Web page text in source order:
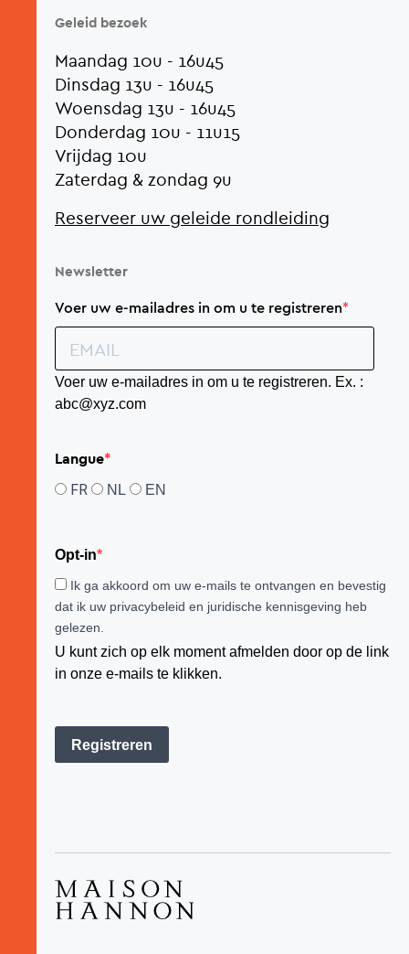
Geleid bezoek
Maandag 10u - 16u45
Dinsdag 13u - 16u45
Woensdag 13u - 16u45
Donderdag 10u - 11u15
Vrijdag 10u
Zaterdag & zondag 9u
Reserveer uw geleide rondleiding
Newsletter
Voer uw e-mailadres in om u te registreren
Voer uw e-mailadres in om u te registreren. Ex. :
abc@xyz.com
Langue
FR NL EN
Opt-in
Ik ga akkoord om uw e-mails te ontvangen en bevestig
dat ik uw privacybeleid en juridische kennisgeving heb
gelezen.
U kunt zich op elk moment afmelden door op de link
in onze e-mails te klikken.
Registreren